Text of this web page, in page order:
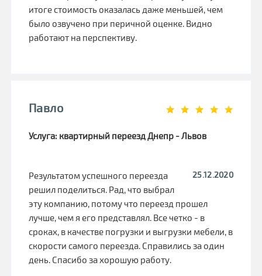
итоге стоимость оказалась даже меньшей, чем
было озвучено при перичной оценке. Видно
работают на перспективу.
Павло
Услуга: квартирный переезд Днепр - Львов
25.12.2020
Результатом успешного переезда
решил поделиться. Рад, что выбрал
эту компанию, потому что переезд прошел
лучше, чем я его представлял. Все четко - в
сроках, в качестве погрузки и выгрузки мебели, в
скорости самого переезда. Справились за один
день. Спасибо за хорошую работу.